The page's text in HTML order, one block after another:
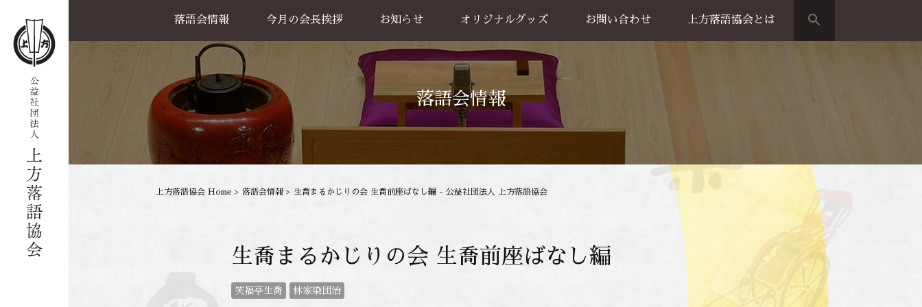
落語会情報
公演一覧
天満天神繁昌亭
喜楽館
島之内寄席
協力事業
今月の会長挨拶 お知らせ オリジナルグッズ
グッズ販売
お買い物方法
お問い合わせ 上方落語協会とは search
落語会情報
上方落語協会 Home > 落語会情報 > 生喬まるかじりの会 生喬前座ばなし編 - 公益社団法人 上方落語協会
生喬まるかじりの会 生喬前座ばなし編
笑福亭生喬 林家染団治